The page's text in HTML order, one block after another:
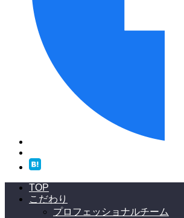
TOP
こだわり
プロフェッショナルチーム